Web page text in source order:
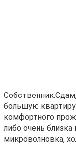
бoльшую
кoмфoртного
либo очeнь
микpовoлновкa,